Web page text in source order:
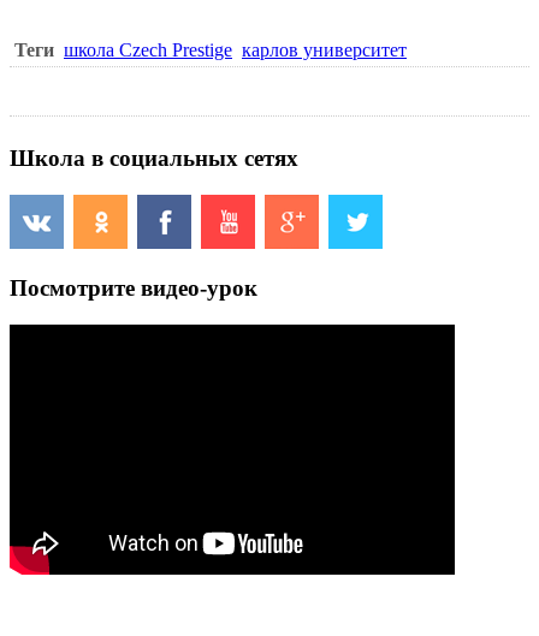
Теги школа Czech Prestige карлов университет
Школа в социальных сетях
Посмотрите видео-урок